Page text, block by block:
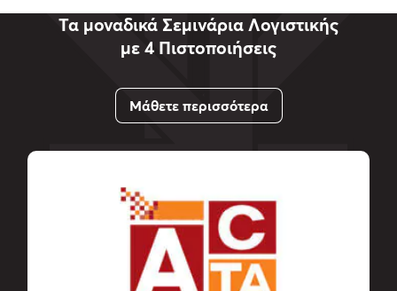
Τα μοναδικά Σεμινάρια Λογιστικής
με 4 Πιστοποιήσεις
Μάθετε περισσότερα